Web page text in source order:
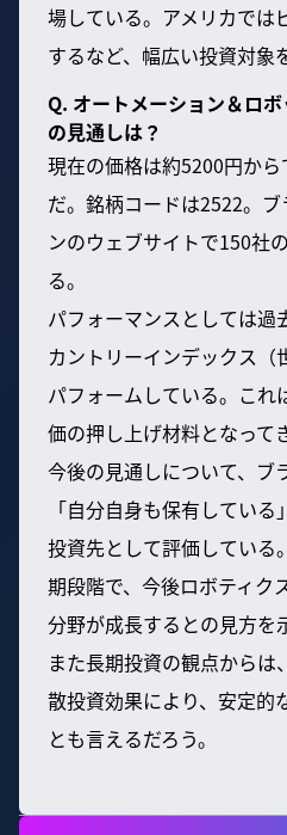
場している。アメリカでは
するなど、幅広い投資対象
Q. オートメーション＆ロ
の見通しは？
現在の価格は約5200円か
だ。銘柄コードは2522。
ンのウェブサイトで150社
る。
パフォーマンスとしては過
カントリーインデックス（
パフォームしている。これ
価の押し上げ材料となって
今後の見通しについて、ブ
「自分自身も保有してい
投資先として評価している
期段階で、今後ロボティク
分野が成長するとの見方を
また長期投資の観点から
散投資効果により、安定的
とも言えるだろう。